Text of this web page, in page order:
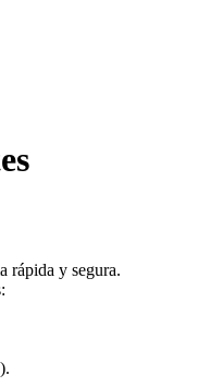
rápida y segura.